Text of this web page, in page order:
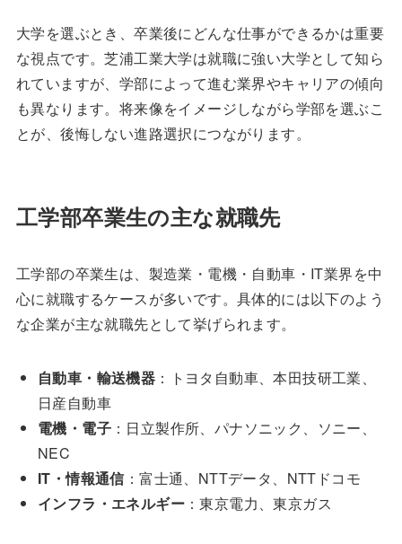
大学を選ぶとき、卒業後にどんな仕事ができるかは重要
な視点です。芝浦工業大学は就職に強い大学として知ら
れていますが、学部によって進む業界やキャリアの傾向
も異なります。将来像をイメージしながら学部を選ぶこ
とが、後悔しない進路選択につながります。
工学部卒業生の主な就職先
工学部の卒業生は、製造業・電機・自動車・IT業界を中
心に就職するケースが多いです。具体的には以下のよう
な企業が主な就職先として挙げられます。
自動車・輸送機器 ：トヨタ自動車、本田技研工業、
日産自動車
電機・電子：日立製作所、パナソニック、ソニー、
NEC
IT・情報通信：富士通、NTTデータ、NTTドコモ
インフラ・エネルギー：東京電力、東京ガス